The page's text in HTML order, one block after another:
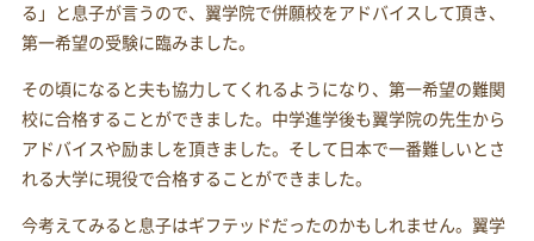
る」と息子が言うので、翼学院で併願校をアドバイスして頂き、
第一希望の受験に臨みました。
その頃になると夫も協力してくれるようになり、第一希望の難関
校に合格することができました。中学進学後も翼学院の先生から
アドバイスや励ましを頂きました。そして日本で一番難しいとさ
れる大学に現役で合格することができました。
今考えてみると息子はギフテッドだったのかもしれません。翼学